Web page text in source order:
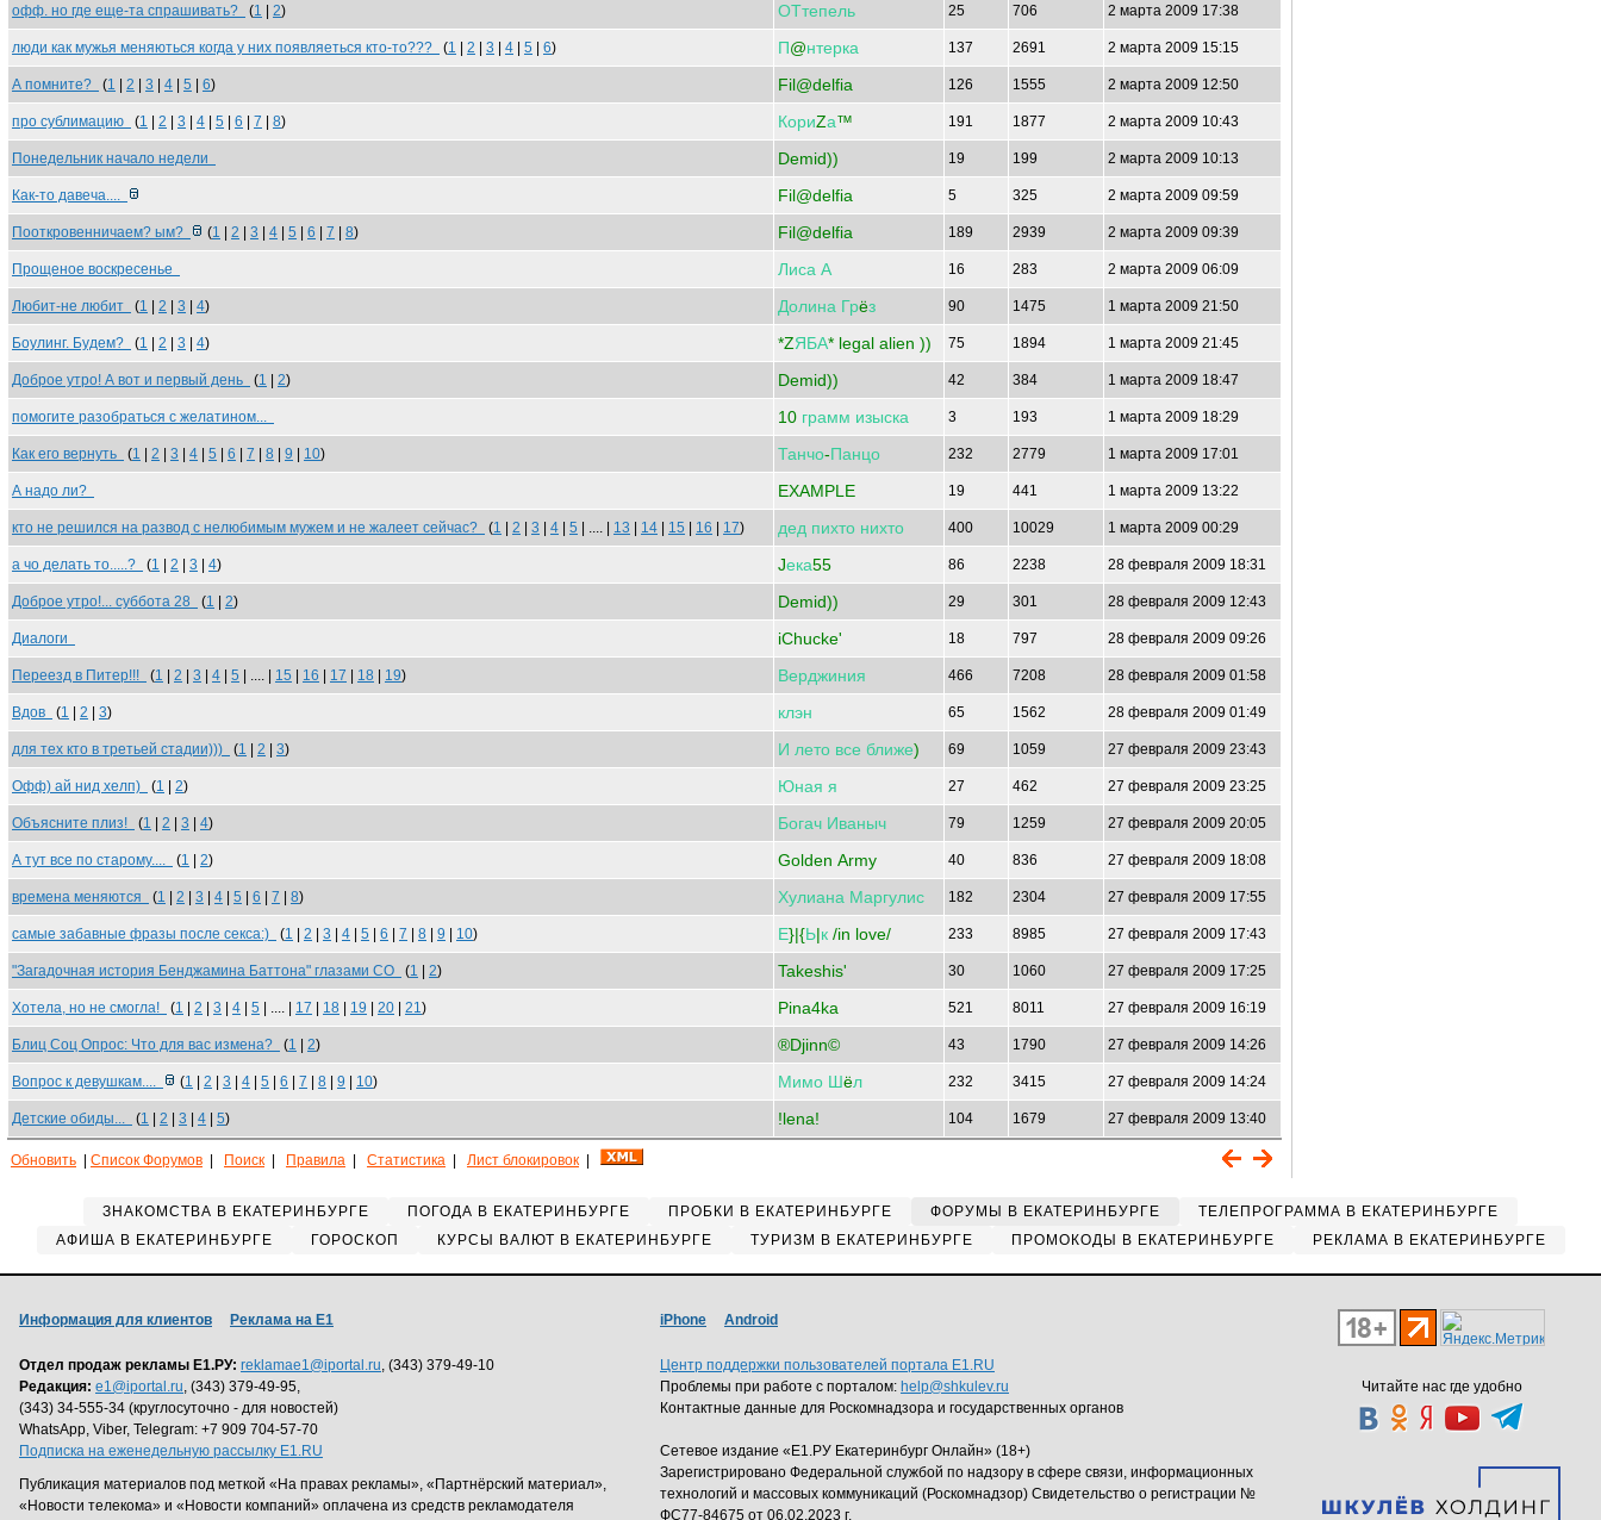
офф. но где еще-та спрашивать? (1 2) ОТтепель 25 706 2 марта 2009 17:38
люди как мужья меняються когда у них появляеться кто-то??? (1 2 3 4 5 6) П@нтерка 137 2691 2 марта 2009 15:15
А помните? (1 2 3 4 5 6) Fil@delfia 126 1555 2 марта 2009 12:50
про сублимацию (1 2 3 4 5 6 7 8) КориZа™ 191 1877 2 марта 2009 10:43
Понедельник начало недели Demid)) 19 199 2 марта 2009 10:13
Как-то давеча.... Fil@delfia 5 325 2 марта 2009 09:59
Пооткровенничаем? ым? (1 2 3 4 5 6 7 8) Fil@delfia 189 2939 2 марта 2009 09:39
Прощеное воскресенье Лиса А 16 283 2 марта 2009 06:09
Любит-не любит (1 2 3 4) Долина Грёз 90 1475 1 марта 2009 21:50
Боулинг. Будем? (1 2 3 4) *ZЯБА* legal alien )) 75 1894 1 марта 2009 21:45
Доброе утро! А вот и первый день (1 2) Demid)) 42 384 1 марта 2009 18:47
помогите разобраться с желатином... 10 грамм изыска 3 193 1 марта 2009 18:29
Как его вернуть (1 2 3 4 5 6 7 8 9 10) Танчо-Панцо 232 2779 1 марта 2009 17:01
А надо ли? EXAMPLE 19 441 1 марта 2009 13:22
кто не решился на развод с нелюбимым мужем и не жалеет сейчас? (1 2 3 4 5 | .... | 13 14 15 16 17) дед пихто нихто 400 10029 1 марта 2009 00:29
а чо делать то.....? (1 2 3 4) Jека55 86 2238 28 февраля 2009 18:31
Доброе утро!... суббота 28 (1 2) Demid)) 29 301 28 февраля 2009 12:43
Диалоги iChucke' 18 797 28 февраля 2009 09:26
Переезд в Питер!!! (1 2 3 4 5 | .... | 15 16 17 18 19) Верджиния 466 7208 28 февраля 2009 01:58
Вдов (1 2 3) клэн 65 1562 28 февраля 2009 01:49
для тех кто в третьей стадии))) (1 2 3) И лето все ближе) 69 1059 27 февраля 2009 23:43
Офф) ай нид хелп) (1 2) Юная я 27 462 27 февраля 2009 23:25
Объясните плиз! (1 2 3 4) Богач Иваныч 79 1259 27 февраля 2009 20:05
А тут все по старому.... (1 2) Golden Army 40 836 27 февраля 2009 18:08
времена меняются (1 2 3 4 5 6 7 8) Хулиана Маргулис 182 2304 27 февраля 2009 17:55
самые забавные фразы после секса:) (1 2 3 4 5 6 7 8 9 10) Е}|{Ь|к /in love/ 233 8985 27 февраля 2009 17:43
"Загадочная история Бенджамина Баттона" глазами СО (1 2) Takeshis' 30 1060 27 февраля 2009 17:25
Хотела, но не смогла! (1 2 3 4 5 | .... | 17 18 19 20 21) Pina4ka 521 8011 27 февраля 2009 16:19
Блиц Соц Опрос: Что для вас измена? (1 2) ®Djinn© 43 1790 27 февраля 2009 14:26
Вопрос к девушкам.... (1 2 3 4 5 6 7 8 9 10) Мимо Шёл 232 3415 27 февраля 2009 14:24
Детские обиды... (1 2 3 4 5) !lena! 104 1679 27 февраля 2009 13:40
Обновить Список Форумов Поиск Правила Статистика Лист блокировок
ЗНАКОМСТВА В ЕКАТЕРИНБУРГЕ ПОГОДА В ЕКАТЕРИНБУРГЕ ПРОБКИ В ЕКАТЕРИНБУРГЕ ФОРУМЫ В ЕКАТЕРИНБУРГЕ
ТЕЛЕПРОГРАММА В ЕКАТЕРИНБУРГЕ
АФИША В ЕКАТЕРИНБУРГЕ
ГОРОСКОП КУРСЫ ВАЛЮТ В ЕКАТЕРИНБУРГЕ ТУРИЗМ В ЕКАТЕРИНБУРГЕ ПРОМОКОДЫ В ЕКАТЕРИНБУРГЕ РЕКЛАМА В ЕКАТЕРИНБУРГЕ
Читайте нас где удобно
Информация для клиентов Реклама на Е1
Отдел продаж рекламы Е1.РУ: reklamae1@iportal.ru, (343) 379-49-10
Редакция: e1@iportal.ru, (343) 379-49-95,
(343) 34-555-34 (круглосуточно - для новостей)
WhatsApp, Viber, Telegram: +7 909 704-57-70
Подписка на еженедельную рассылку E1.RU
Публикация материалов под меткой «На правах рекламы», «Партнёрский материал»,
«Новости телекома» и «Новости компаний» оплачена из средств рекламодателя
iPhone Android
Центр поддержки пользователей портала E1.RU
Проблемы при работе с порталом: help@shkulev.ru
Контактные данные для Роскомнадзора и государственных органов
Сетевое издание «Е1.РУ Екатеринбург Онлайн» (18+)
Зарегистрировано Федеральной службой по надзору в сфере связи, информационных
технологий и массовых коммуникаций (Роскомнадзор) Свидетельство о регистрации №
ФС77-84675 от 06.02.2023 г.